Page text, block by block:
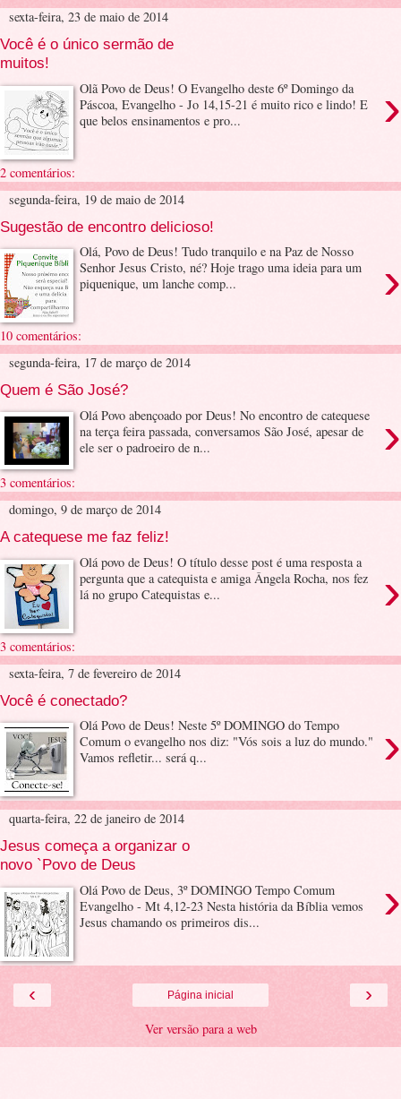
sexta-feira, 23 de maio de 2014
Você é o único sermão de
muitos!
›
Olã Povo de Deus! O Evangelho deste 6º Domingo da
Páscoa, Evangelho - Jo 14,15-21 é muito rico e lindo! E
que belos ensinamentos e pro...
2 comentários:
segunda-feira, 19 de maio de 2014
Sugestão de encontro delicioso!
›
Olá, Povo de Deus! Tudo tranquilo e na Paz de Nosso
Senhor Jesus Cristo, né? Hoje trago uma ideia para um
piquenique, um lanche comp...
10 comentários:
segunda-feira, 17 de março de 2014
Quem é São José?
›
Olá Povo abençoado por Deus! No encontro de catequese
na terça feira passada, conversamos São José, apesar de
ele ser o padroeiro de n...
3 comentários:
domingo, 9 de março de 2014
A catequese me faz feliz!
›
Olá povo de Deus! O título desse post é uma resposta a
pergunta que a catequista e amiga Ângela Rocha, nos fez
lá no grupo Catequistas e...
3 comentários:
sexta-feira, 7 de fevereiro de 2014
Você é conectado?
›
Olá Povo de Deus! Neste 5º DOMINGO do Tempo
Comum o evangelho nos diz: "Vós sois a luz do mundo."
Vamos refletir... será q...
quarta-feira, 22 de janeiro de 2014
Jesus começa a organizar o
novo `Povo de Deus
›
Olá Povo de Deus, 3º DOMINGO Tempo Comum
Evangelho - Mt 4,12-23 Nesta história da Bíblia vemos
Jesus chamando os primeiros dis...
‹ ›
Página inicial
Ver versão para a web